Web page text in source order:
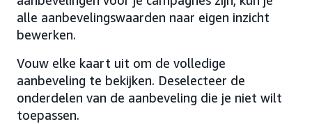
alle aanbevelingswaarden naar eigen inzicht
bewerken.
Vouw elke kaart uit om de volledige
aanbeveling te bekijken. Deselecteer de
onderdelen van de aanbeveling die je niet wilt
toepassen.